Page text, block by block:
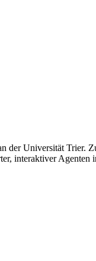
Universität Trier.
interaktiver